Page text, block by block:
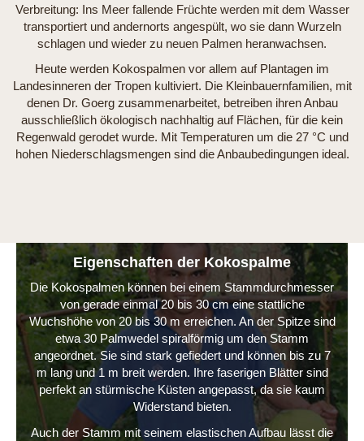
Verbreitung: Ins Meer fallende Früchte werden mit dem Wasser
transportiert und andernorts angespült, wo sie dann Wurzeln
schlagen und wieder zu neuen Palmen heranwachsen.
Heute werden Kokospalmen vor allem auf Plantagen im
Landesinneren der Tropen kultiviert. Die Kleinbauernfamilien, mit
denen Dr. Goerg zusammenarbeitet, betreiben ihren Anbau
ausschließlich ökologisch nachhaltig auf Flächen, für die kein
Regenwald gerodet wurde. Mit Temperaturen um die 27 °C und
hohen Niederschlagsmengen sind die Anbaubedingungen ideal.
Eigenschaften der Kokospalme
Die Kokospalmen können bei einem Stammdurchmesser
von gerade einmal 20 bis 30 cm eine stattliche
Wuchshöhe von 20 bis 30 m erreichen. An der Spitze sind
etwa 30 Palmwedel spiralförmig um den Stamm
angeordnet. Sie sind stark gefiedert und können bis zu 7
m lang und 1 m breit werden. Ihre faserigen Blätter sind
perfekt an stürmische Küsten angepasst, da sie kaum
Widerstand bieten.
Auch der Stamm mit seinem elastischen Aufbau lässt die